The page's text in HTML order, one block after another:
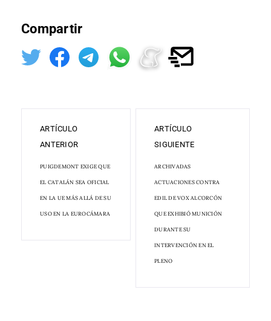
Compartir
ARTÍCULO
ANTERIOR
PUIGDEMONT EXIGE QUE
EL CATALÁN SEA OFICIAL
EN LA UE MÁS ALLÁ DE SU
USO EN LA EUROCÁMARA
ARTÍCULO
SIGUIENTE
ARCHIVADAS
ACTUACIONES CONTRA
EDIL DE VOX ALCORCÓN
QUE EXHIBIÓ MUNICIÓN
DURANTE SU
INTERVENCIÓN EN EL
PLENO